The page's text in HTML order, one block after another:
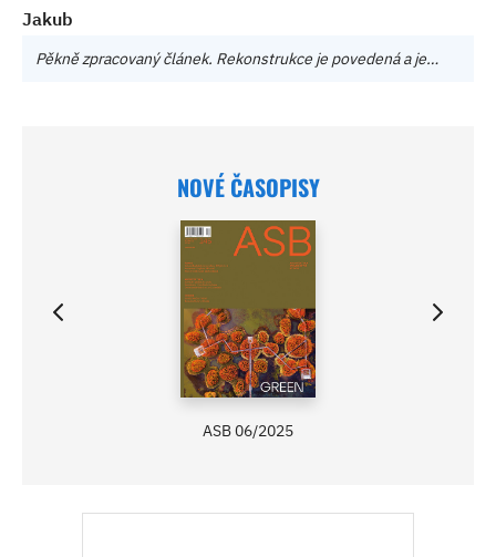
Jakub
Pěkně zpracovaný článek. Rekonstrukce je povedená a je…
NOVÉ ČASOPISY
ASB 06/2025